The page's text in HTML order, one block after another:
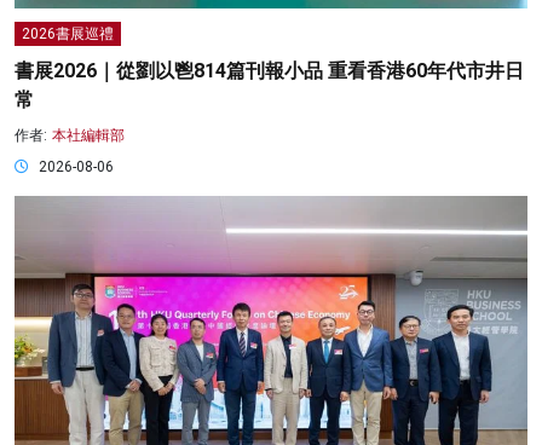
2026書展巡禮
書展2026｜從劉以鬯814篇刊報小品 重看香港60年代市井日
常
作者: 本社編輯部
2026-08-06